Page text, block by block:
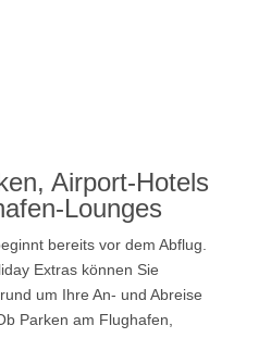
Airport-Hotels
Lounges
bereits vor dem Abflug.
Extras können Sie
um Ihre An- und Abreise
Parken am Flughafen,